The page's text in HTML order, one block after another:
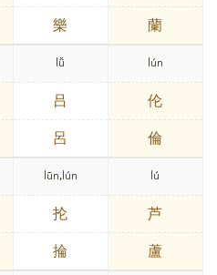
樂 蘭
lǚ
吕
呂
lún
伦
倫
lūn,lún
抡
掄
lú
芦
蘆